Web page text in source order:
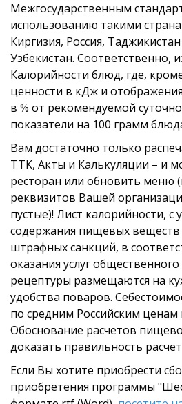
Межгосударственным
использованию такими
Киргизия, Россия,
Узбекистан. Соответственно,
Калорийности блюд, где,
ценности в кДж и
в % от рекомендуемой
показатели на 100 грамм
Вам достаточно только
ТТК, Акты и Калькуляции – и
ресторан или обновить меню
реквизитов Вашей
пустые)! Лист калорийности, с
содержания пищевых веществ
штрафных санкций, в
оказания услуг
рецептуры размещаются на
удобства поваров.
по средним Российским ценам
Обоснование расчетов
доказать правильность
Если Вы хотите приобрести
приобретения программы